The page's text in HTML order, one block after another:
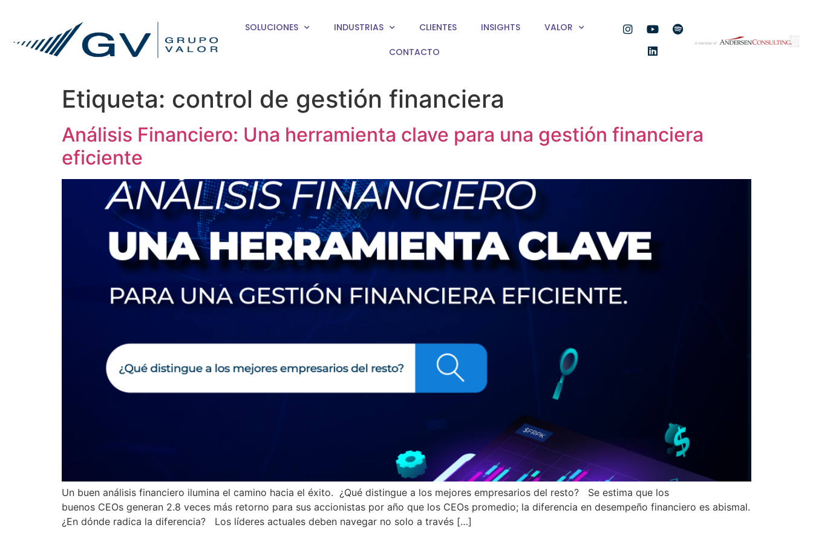
SOLUCIONES INDUSTRIAS CLIENTES INSIGHTS VALOR
CONTACTO
Etiqueta: control de gestión financiera
Análisis Financiero: Una herramienta clave para una gestión financiera
eficiente
Un buen análisis financiero ilumina el camino hacia el éxito. ¿Qué distingue a los mejores empresarios del resto? Se estima que los
buenos CEOs generan 2.8 veces más retorno para sus accionistas por año que los CEOs promedio; la diferencia en desempeño financiero es abismal.
¿En dónde radica la diferencia? Los líderes actuales deben navegar no solo a través […]